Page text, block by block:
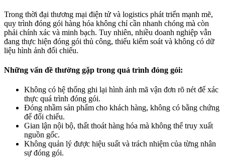
Trong thời đại thương mại điện tử và logistics phát triển mạnh mẽ,
quy trình đóng gói hàng hóa không chỉ cần nhanh chóng mà còn
phải chính xác và minh bạch. Tuy nhiên, nhiều doanh nghiệp vẫn
đang thực hiện đóng gói thủ công, thiếu kiểm soát và không có dữ
liệu hình ảnh đối chiếu.
Những vấn đề thường gặp trong quá trình đóng gói:
Không có hệ thống ghi lại hình ảnh mã vận đơn rõ nét để xác
thực quá trình đóng gói.
Đóng nhầm sản phẩm cho khách hàng, không có bằng chứng
để đối chiếu.
Gian lận nội bộ, thất thoát hàng hóa mà không thể truy xuất
nguồn gốc.
Không quản lý được hiệu suất và trách nhiệm của từng nhân
sự đóng gói.